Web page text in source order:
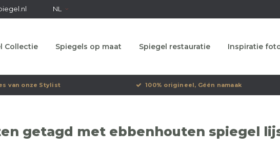
NL
Collectie Spiegels op maat Spiegel restauratie Inspiratie
van onze Stylist 100% origineel, Géén namaak
getagd met ebbenhouten spiegel